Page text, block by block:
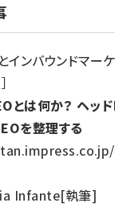
ンバウンドマー
］
とは何か？ ヘッ
を整理する
Infante[執筆]